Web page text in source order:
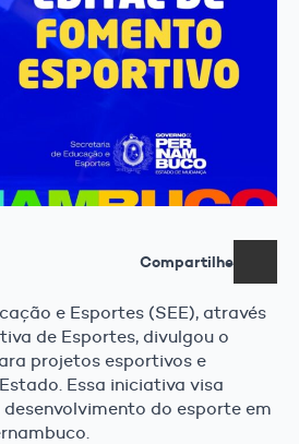
Compartilhe
e Esportes (SEE), através
de Esportes, divulgou o
projetos esportivos e
Essa iniciativa visa
do esporte em